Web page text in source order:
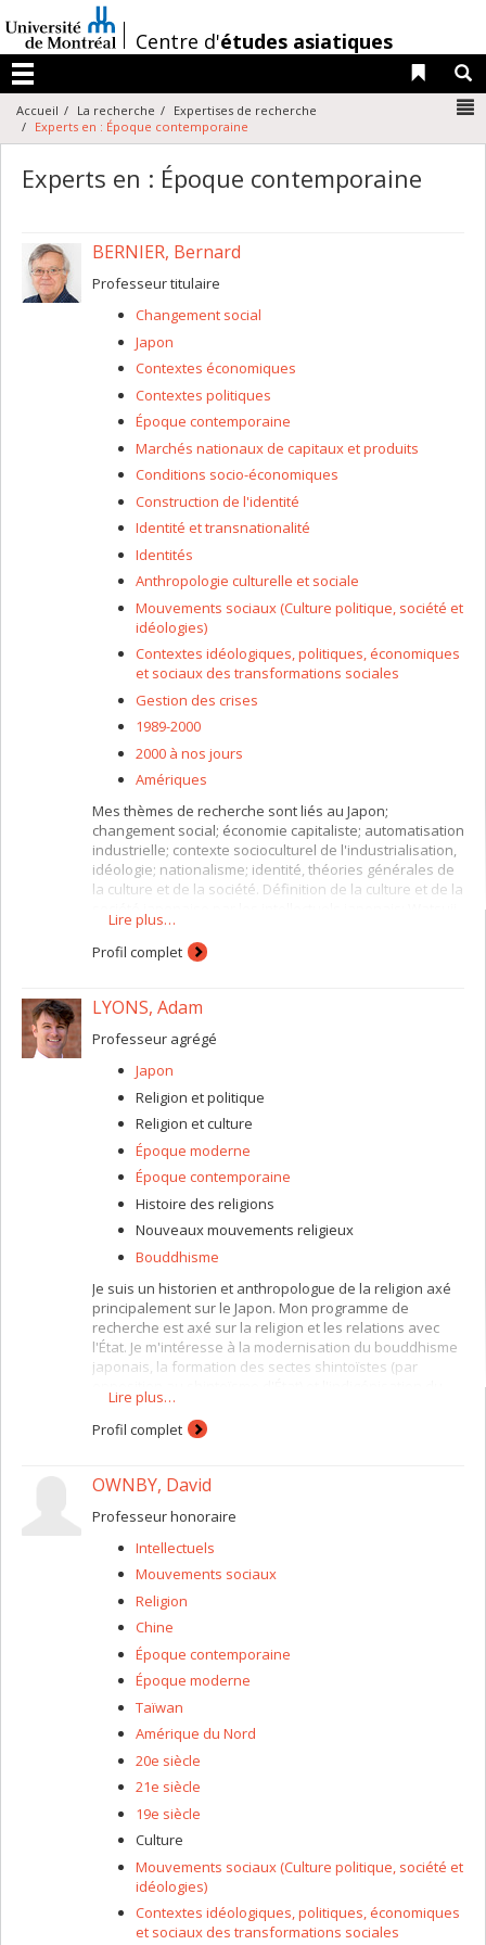
au
contenu
/
Centre d'études asiatiques
Menu
Liens
Accueil La recherche
Expertises de recherche
Experts en : Époque contemporaine
Experts en : Époque contemporaine
BERNIER, Bernard
Professeur titulaire
Changement social
Japon
Contextes économiques
Contextes politiques
Époque contemporaine
Marchés nationaux de capitaux et produits
Conditions socio-économiques
Construction de l'identité
Identité et transnationalité
Identités
Anthropologie culturelle et sociale
Mouvements sociaux (Culture politique, société et
idéologies)
Contextes idéologiques, politiques, économiques
et sociaux des transformations sociales
Gestion des crises
1989-2000
2000 à nos jours
Amériques
Mes thèmes de recherche sont liés au Japon;
changement social; économie capitaliste; automatisation
industrielle; contexte socioculturel de l'industrialisation,
idéologie; nationalisme; identité, théories générales de
la culture et de la société. Définition de la culture et de la
Tetsurô, la modernité et la culture japonaise; visions de
la crise économique au Japon; les causes de la crise des
années 1990 au Japon; visions de l'économie japonaise
publié sur le Québec : agriculture, nationalisme,
Lire plus…
Profil complet
LYONS, Adam
Professeur agrégé
Japon
Religion et politique
Religion et culture
Époque moderne
Époque contemporaine
Histoire des religions
Nouveaux mouvements religieux
Bouddhisme
Je suis un historien et anthropologue de la religion axé
principalement sur le Japon. Mon programme de
recherche est axé sur la religion et les relations avec
l'État. Je m'intéresse à la modernisation du bouddhisme
japonais, la formation des sectes shintoïstes (par
christianisme au Japon.
Lire plus…
Profil complet
OWNBY, David
Professeur honoraire
Intellectuels
Mouvements sociaux
Religion
Chine
Époque contemporaine
Époque moderne
Taïwan
Amérique du Nord
20e siècle
21e siècle
19e siècle
Culture
Mouvements sociaux (Culture politique, société et
idéologies)
Contextes idéologiques, politiques, économiques
et sociaux des transformations sociales